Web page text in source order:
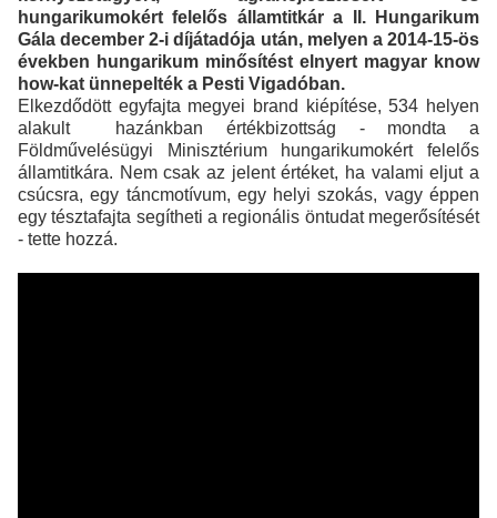
hungarikumokért felelős államtitkár a II. Hungarikum
Gála december 2-i díjátadója után, melyen a 2014-15-ös
években hungarikum minősítést elnyert magyar know
how-kat ünnepelték a Pesti Vigadóban.
Elkezdődött egyfajta megyei brand kiépítése, 534 helyen
alakult hazánkban értékbizottság - mondta a
Földművelésügyi Minisztérium hungarikumokért felelős
államtitkára. Nem csak az jelent értéket, ha valami eljut a
csúcsra, egy táncmotívum, egy helyi szokás, vagy éppen
egy tésztafajta segítheti a regionális öntudat megerősítését
- tette hozzá.